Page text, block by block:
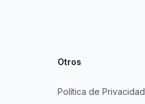
Otros
Política de Privacidad